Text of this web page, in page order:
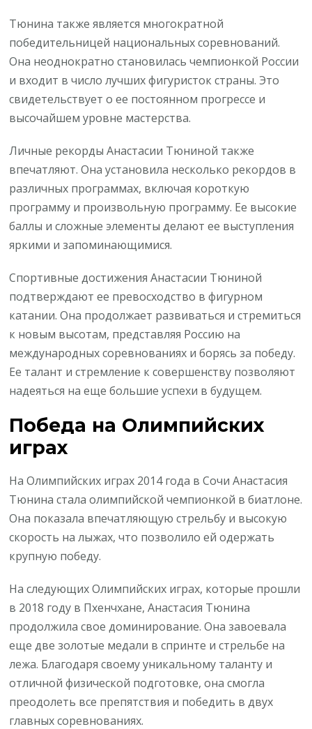
Тюнина также является многократной
победительницей национальных соревнований.
Она неоднократно становилась чемпионкой России
и входит в число лучших фигуристок страны. Это
свидетельствует о ее постоянном прогрессе и
высочайшем уровне мастерства.
Личные рекорды Анастасии Тюниной также
впечатляют. Она установила несколько рекордов в
различных программах, включая короткую
программу и произвольную программу. Ее высокие
баллы и сложные элементы делают ее выступления
яркими и запоминающимися.
Спортивные достижения Анастасии Тюниной
подтверждают ее превосходство в фигурном
катании. Она продолжает развиваться и стремиться
к новым высотам, представляя Россию на
международных соревнованиях и борясь за победу.
Ее талант и стремление к совершенству позволяют
надеяться на еще большие успехи в будущем.
Победа на Олимпийских
играх
На Олимпийских играх 2014 года в Сочи Анастасия
Тюнина стала олимпийской чемпионкой в биатлоне.
Она показала впечатляющую стрельбу и высокую
скорость на лыжах, что позволило ей одержать
крупную победу.
На следующих Олимпийских играх, которые прошли
в 2018 году в Пхенчхане, Анастасия Тюнина
продолжила свое доминирование. Она завоевала
еще две золотые медали в спринте и стрельбе на
лежа. Благодаря своему уникальному таланту и
отличной физической подготовке, она смогла
преодолеть все препятствия и победить в двух
главных соревнованиях.